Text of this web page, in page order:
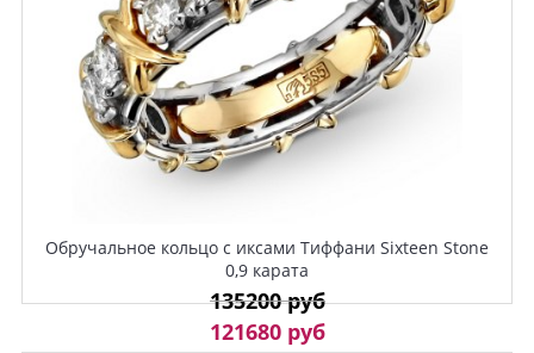
Обручальное кольцо с иксами Тиффани Sixteen Stone
0,9 карата
135200 руб
121680 руб